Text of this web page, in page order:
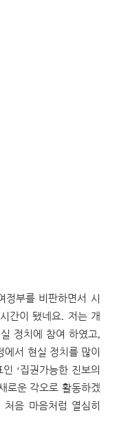
정부를 비판하면서 시
간이 됐네요. 저는 개
정치에 참여 하였고,
에서 현실 정치를 많이
인 ‘집권가능한 진보의
로운 각오로 활동하겠
처음 마음처럼 열심히